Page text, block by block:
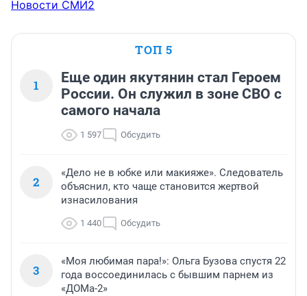
Новости СМИ2
ТОП 5
1
Еще один якутянин стал Героем
России. Он служил в зоне СВО с
самого начала
1 597 Обсудить
2
«Дело не в юбке или макияже». Следователь
объяснил, кто чаще становится жертвой
изнасилования
1 440 Обсудить
3
«Моя любимая пара!»: Ольга Бузова спустя 22
года воссоединилась с бывшим парнем из
«ДОМа-2»